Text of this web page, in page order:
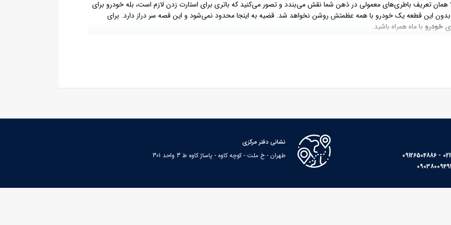
همان تعریف باطری‌های معمولی در ذهن شما نقش می‌بندد و تصور می‌کنید که باتری برای استارت زدن لازم است، بله خودرو برای
و بدون این قطعه یک خودرو با همه عظمتش روشن نخواهد شد. قضیه به اینجا محدود نمی‌شود و این قصه سر دراز دارد. برای
خودرو با ماه همراه باشید.
دارد و پس از گذشت مدتی خراب می‌شود. اگر هریک از علائم زیر را در خودرو خود مشاهده کردید به احتمال زیاد زمان خرید
نشانی دفتر مرکزی
طهران - خ ملت - کوچه کاوه - پاساژ کاوه ط 3 واحد 301